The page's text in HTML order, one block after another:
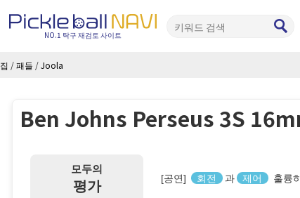
NO.1 탁구 재검토 사이트
집 /패들 /Joola
Ben Johns Perseus 3S
모두의
평가 [공연] 회전 과 제어 훌륭